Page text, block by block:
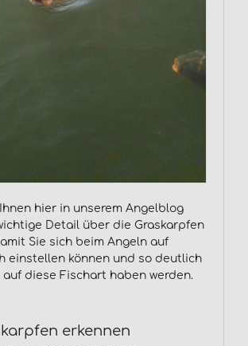
hier in unserem Angelblog
Detail über die Graskarpfen
Sie sich beim Angeln auf
einstellen können und so deutlich
auf diese Fischart haben werden.
erkennen